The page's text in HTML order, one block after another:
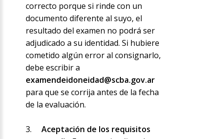
correcto porque si rinde con un
documento diferente al suyo, el
resultado del examen no podrá ser
adjudicado a su identidad. Si hubiere
cometido algún error al consignarlo,
debe escribir a
examendeidoneidad@scba.gov.ar
para que se corrija antes de la fecha
de la evaluación.
3.
Aceptación de los requisitos